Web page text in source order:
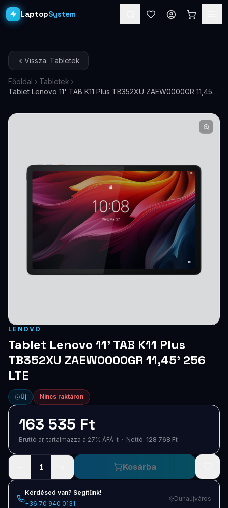
LaptopSystem
Asztali PC-k
Workstation PRO
Kiegészítők
Ajándékkártya
Szolgáltatások
Vissza: Tabletek
Főoldal
Tabletek
Tablet Lenovo 11' TAB K11 Plus TB352XU ZAEW0000GR 11,45'
LENOVO
Tablet Lenovo 11' TAB K11 Plus
TB352XU ZAEW0000GR 11,45' 256
LTE
Új Nincs raktáron
163 535 Ft
Bruttó ár, tartalmazza a 27% ÁFÁ-t · Nettó: 128 768 Ft
1 Kosárba
Kérdésed van? Segítünk!
+36 70 940 0131
Dunaújváros